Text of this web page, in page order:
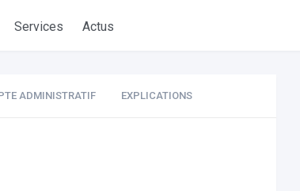
Services Actus
ADMINISTRATIF EXPLICATIONS